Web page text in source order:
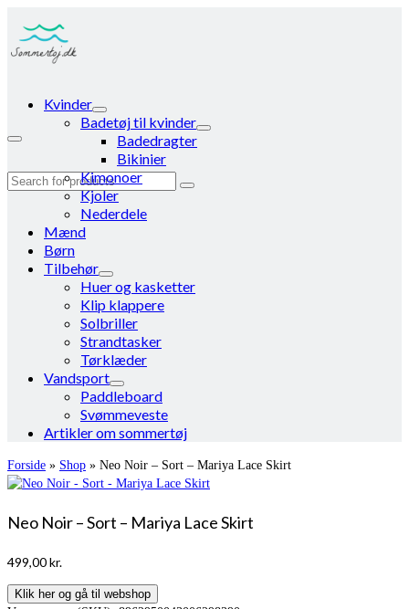
Search
Kvinder
Badetøj til kvinder
Badedragter
Bikinier
Kimonoer
Kjoler
Nederdele
Mænd
Børn
Tilbehør
Huer og kasketter
Klip klappere
Solbriller
Strandtasker
Tørklæder
Vandsport
Paddleboard
Svømmeveste
Artikler om sommertøj
Forside » Shop » Neo Noir – Sort – Mariya Lace Skirt
Neo Noir – Sort – Mariya Lace Skirt
499,00kr.
Klik her og gå til webshop